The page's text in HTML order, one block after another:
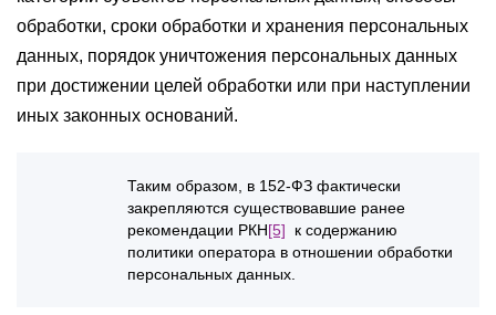
обработки, сроки обработки и хранения персональных
данных, порядок уничтожения персональных данных
при достижении целей обработки или при наступлении
иных законных оснований.
Таким образом, в 152-ФЗ фактически
закрепляются существовавшие ранее
рекомендации РКН[5] к содержанию
политики оператора в отношении обработки
персональных данных.